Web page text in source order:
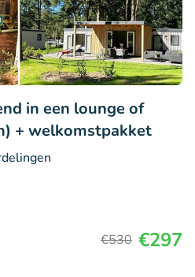
in een lounge of
+ welkomstpakket
€530 €297